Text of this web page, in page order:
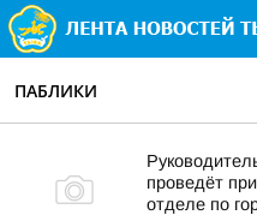
ПАБЛИКИ
проведёт
отделе по